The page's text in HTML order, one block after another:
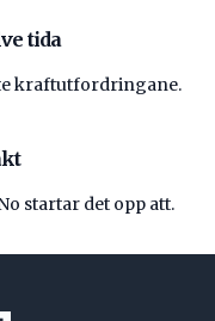
tida
kraftutfordringane.
startar det opp att.